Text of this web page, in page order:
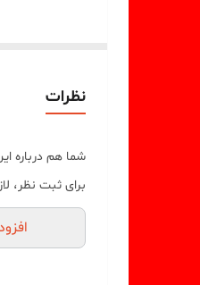
نظرات
شما هم درباره
برای ثبت نظر،